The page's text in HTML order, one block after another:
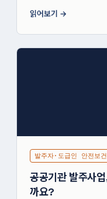
읽어보기
발주자·도급인 안전보
공공기관 발주사
까요?